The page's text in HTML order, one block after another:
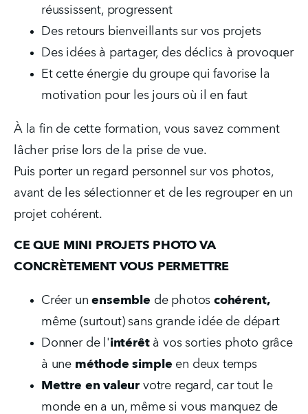
réussissent, progressent
Des retours bienveillants sur vos projets
Des idées à partager, des déclics à provoquer
Et cette énergie du groupe qui favorise la
motivation pour les jours où il en faut
À la fin de cette formation, vous savez comment
lâcher prise lors de la prise de vue.
Puis porter un regard personnel sur vos photos,
avant de les sélectionner et de les regrouper en un
projet cohérent.
CE QUE MINI PROJETS PHOTO VA
CONCRÈTEMENT VOUS PERMETTRE
Créer un ensemble de photos cohérent,
même (surtout) sans grande idée de départ
Donner de l'intérêt à vos sorties photo grâce
à une méthode simple en deux temps
Mettre en valeur votre regard, car tout le
monde en a un, même si vous manquez de